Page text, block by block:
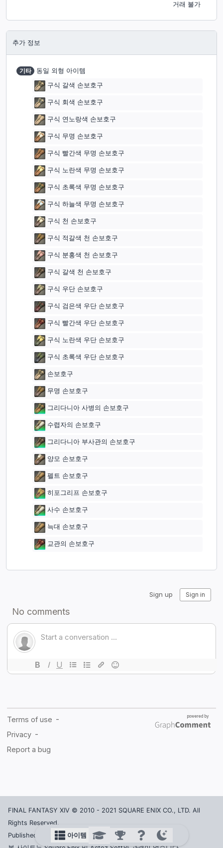
거래 불가
추가 정보
기타
동일 외형 아이템
구식 갈색 손보호구
구식 회색 손보호구
구식 연노랑색 손보호구
구식 무명 손보호구
구식 빨간색 무명 손보호구
구식 노란색 무명 손보호구
구식 초록색 무명 손보호구
구식 하늘색 무명 손보호구
구식 천 손보호구
구식 적갈색 천 손보호구
구식 분홍색 천 손보호구
구식 갈색 천 손보호구
구식 우단 손보호구
구식 검은색 우단 손보호구
구식 빨간색 우단 손보호구
구식 노란색 우단 손보호구
구식 초록색 우단 손보호구
손보호구
무명 손보호구
그리다니아 사병의 손보호구
수렵자의 손보호구
그리다니아 부사관의 손보호구
양모 손보호구
펠트 손보호구
히포그리프 손보호구
사수 손보호구
늑대 손보호구
교관의 손보호구
FINAL FANTASY XIV © 2010 - 2021 SQUARE ENIX CO., LTD. All
Rights Reserved.
Published in Korea by ACTOZ SOFT CO., LTD.
아이템